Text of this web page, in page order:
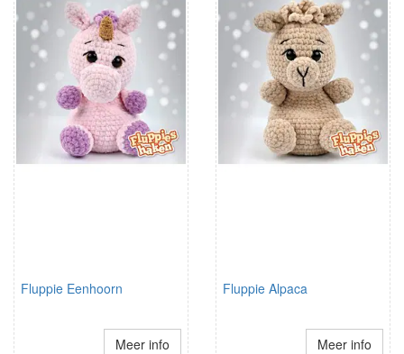
Fluppie Eenhoorn
Meer info
Fluppie Alpaca
Meer info